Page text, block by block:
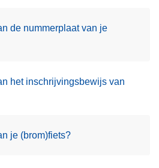
de nummerplaat van je
het inschrijvingsbewijs van
je (brom)fiets?